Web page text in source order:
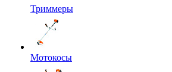
Триммеры
Мотокосы